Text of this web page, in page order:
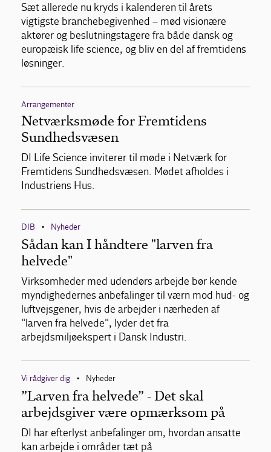
Sæt allerede nu kryds i kalenderen til årets
vigtigste branchebegivenhed – mød visionære
aktører og beslutningstagere fra både dansk og
europæisk life science, og bliv en del af fremtidens
løsninger.
Arrangementer
Netværksmøde for Fremtidens
Sundhedsvæsen
DI Life Science inviterer til møde i Netværk for
Fremtidens Sundhedsvæsen. Mødet afholdes i
Industriens Hus.
DIB • Nyheder
Sådan kan I håndtere "larven fra
helvede"
Virksomheder med udendørs arbejde bør kende
myndighedernes anbefalinger til værn mod hud- og
luftvejsgener, hvis de arbejder i nærheden af
"larven fra helvede", lyder det fra
arbejdsmiljøekspert i Dansk Industri.
Vi rådgiver dig • Nyheder
”Larven fra helvede” - Det skal
arbejdsgiver være opmærksom på
DI har efterlyst anbefalinger om, hvordan ansatte
kan arbejde i områder tæt på